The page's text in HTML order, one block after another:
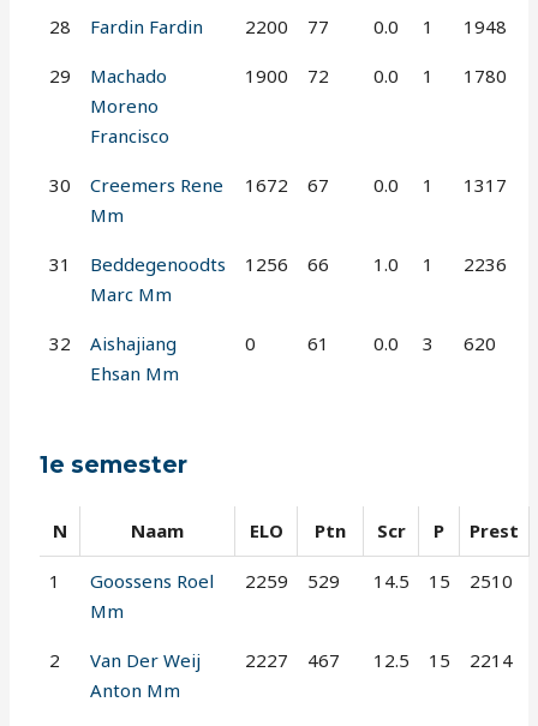
28 Fardin Fardin 2200 77 0.0 1 1948
29
Machado
Moreno
Francisco
1900 72 0.0 1 1780
30
Creemers Rene
Mm
1672 67 0.0 1 1317
31
Beddegenoodts
Marc Mm
1256 66 1.0 1 2236
32
Aishajiang
Ehsan Mm
0 61 0.0 3 620
1e semester
N Naam ELO Ptn Scr P Prest
1
Goossens Roel
Mm
2259 529 14.5 15 2510
2
Van Der Weij
Anton Mm
2227 467 12.5 15 2214